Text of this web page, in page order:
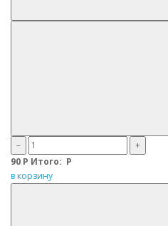
–
+
90 Р Итого: Р
в корзину